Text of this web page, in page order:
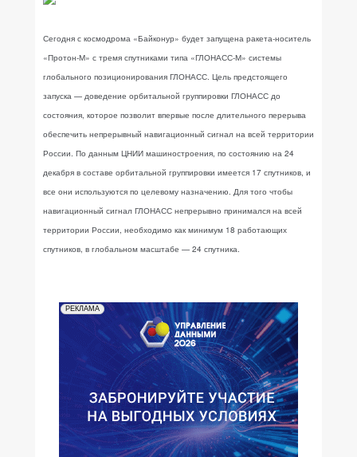
Сегодня с космодрома «Байконур» будет запущена ракета-носитель
«Протон-М» с тремя спутниками типа «ГЛОНАСС-М» системы
глобального позиционирования ГЛОНАСС. Цель предстоящего
запуска — доведение орбитальной группировки ГЛОНАСС до
состояния, которое позволит впервые после длительного перерыва
обеспечить непрерывный навигационный сигнал на всей территории
России. По данным ЦНИИ машиностроения, по состоянию на 24
декабря в составе орбитальной группировки имеется 17 спутников, и
все они используются по целевому назначению. Для того чтобы
навигационный сигнал ГЛОНАСС непрерывно принимался на всей
территории России, необходимо как минимум 18 работающих
спутников, в глобальном масштабе — 24 спутника.
РЕКЛАМА